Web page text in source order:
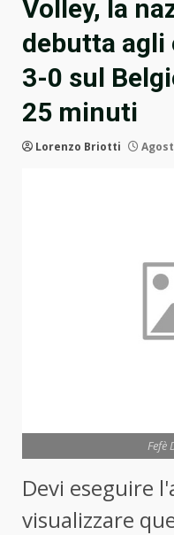
Volley, la
debutta agli
3-0 sul
25 minuti
Lorenzo Briotti
Fefè
Devi eseguire
visualizzare